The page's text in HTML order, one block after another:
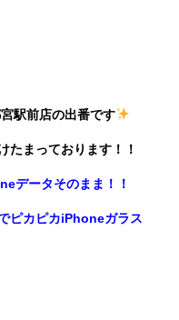
駅前店の出番です
たまっております！！
データそのまま！！
ピカピカiPhoneガラス